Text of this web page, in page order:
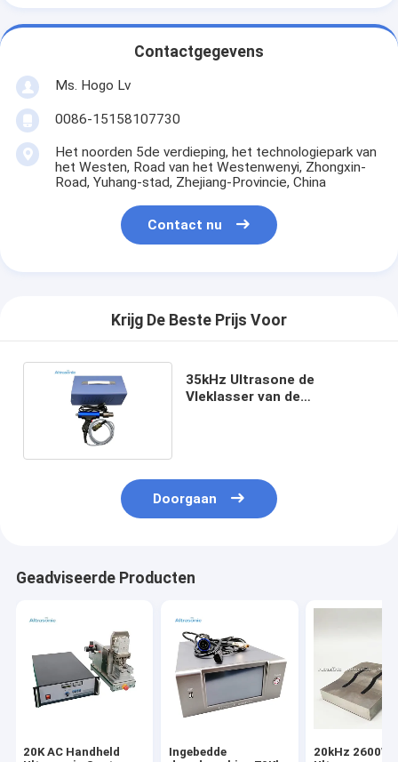
Contactgegevens
Ms. Hogo Lv
0086-15158107730
Het noorden 5de verdieping, het technologiepark van
het Westen, Road van het Westenwenyi, Zhongxin-
Road, Yuhang-stad, Zhejiang-Provincie, China
Contact nu
Krijg De Beste Prijs Voor
35kHz Ultrasone de
Vleklasser van de
Doorgaan
Geadviseerde Producten
20K AC Handheld
Ingebedde
20kHz 2600W